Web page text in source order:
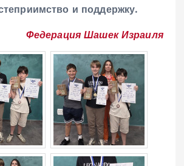
и поддержку.
Федерация Шашек Израиля